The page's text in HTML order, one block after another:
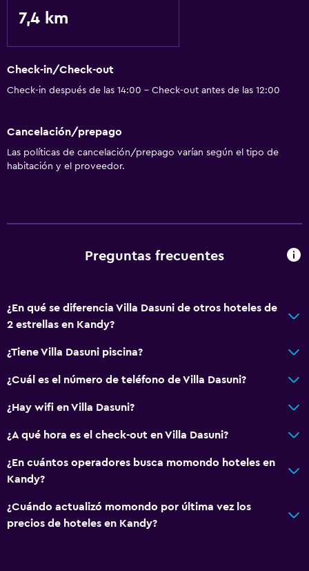
7,4 km
Check-in/Check-out
Check-in después de las 14:00 - Check-out antes de las 12:00
Cancelación/prepago
Las políticas de cancelación/prepago varían según el tipo de
habitación y el proveedor.
Preguntas frecuentes
¿En qué se diferencia Villa Dasuni de otros hoteles de
2 estrellas en Kandy?
¿Tiene Villa Dasuni piscina?
¿Cuál es el número de teléfono de Villa Dasuni?
¿Hay wifi en Villa Dasuni?
¿A qué hora es el check-out en Villa Dasuni?
¿En cuántos operadores busca momondo hoteles en
Kandy?
¿Cuándo actualizó momondo por última vez los
precios de hoteles en Kandy?